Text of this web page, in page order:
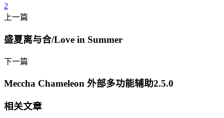
2
上一篇
盛夏离与合/Love in Summer
下一篇
Meccha Chameleon 外部多功能辅助2.5.0
相关文章